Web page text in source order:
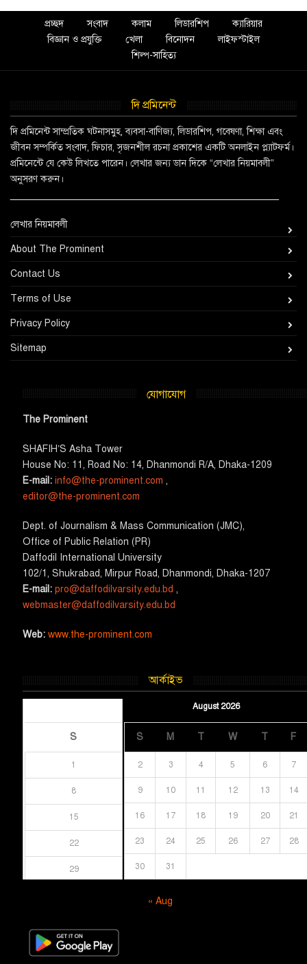
প্রচ্ছদ সংবাদ কলাম লিডারশিপ
ক্যারিয়ার
বিজ্ঞান ও প্রযুক্তি
খেলা বিনোদন
লাইফস্টাইল
শিল্প-সাহিত্য
দি প্রমিনেন্ট
দি প্রমিনেন্ট সাম্প্রতিক ঘটনাসমুহ, ব্যবসা-বাণিজ্য, লিডারশিপ, গবেষণা, শিক্ষা এবং
জীবন সম্পর্কিত সংবাদ, ফিচার, সৃজনশীল রচনা প্রকাশের একটি অনলাইন প্ল্যাটফর্ম।
প্রমিনেন্টে যে কেউ লিখতে পারেন। লেখার জন্য ডান দিকে “লেখার নিয়মাবলী”
অনুসরণ করুন।
লেখার নিয়মাবলী
About The Prominent
Contact Us
Terms of Use
Privacy Policy
Sitemap
যোগাযোগ
The Prominent
SHAFIH’S Asha​ Tower​
House No: 11, Road No: 14, Dhanmondi R/A, Dhaka-1209
E-mail:info@the-prominent.com ,
editor@the-prominent.com
​Dept. of Journalism & Mass Communication (JMC)​,
Office of Public Relation (PR)
​Daffodil International University
102/1, Shukrabad, Mirpur Road, Dhanmondi, Dhaka-1207
E-mail:pro@daffodilvarsity.edu.bd ,
webmaster@daffodilvarsity.edu.bd
Web:www.the-prominent.com
আর্কাইভ
August 2026
S M T W T F
2 3 4 5 6 7
9 10 11 12 13 14
16 17 18 19 20 21
23 24 25 26 27 28
30 31
S
1
8
15
22
29
« Aug